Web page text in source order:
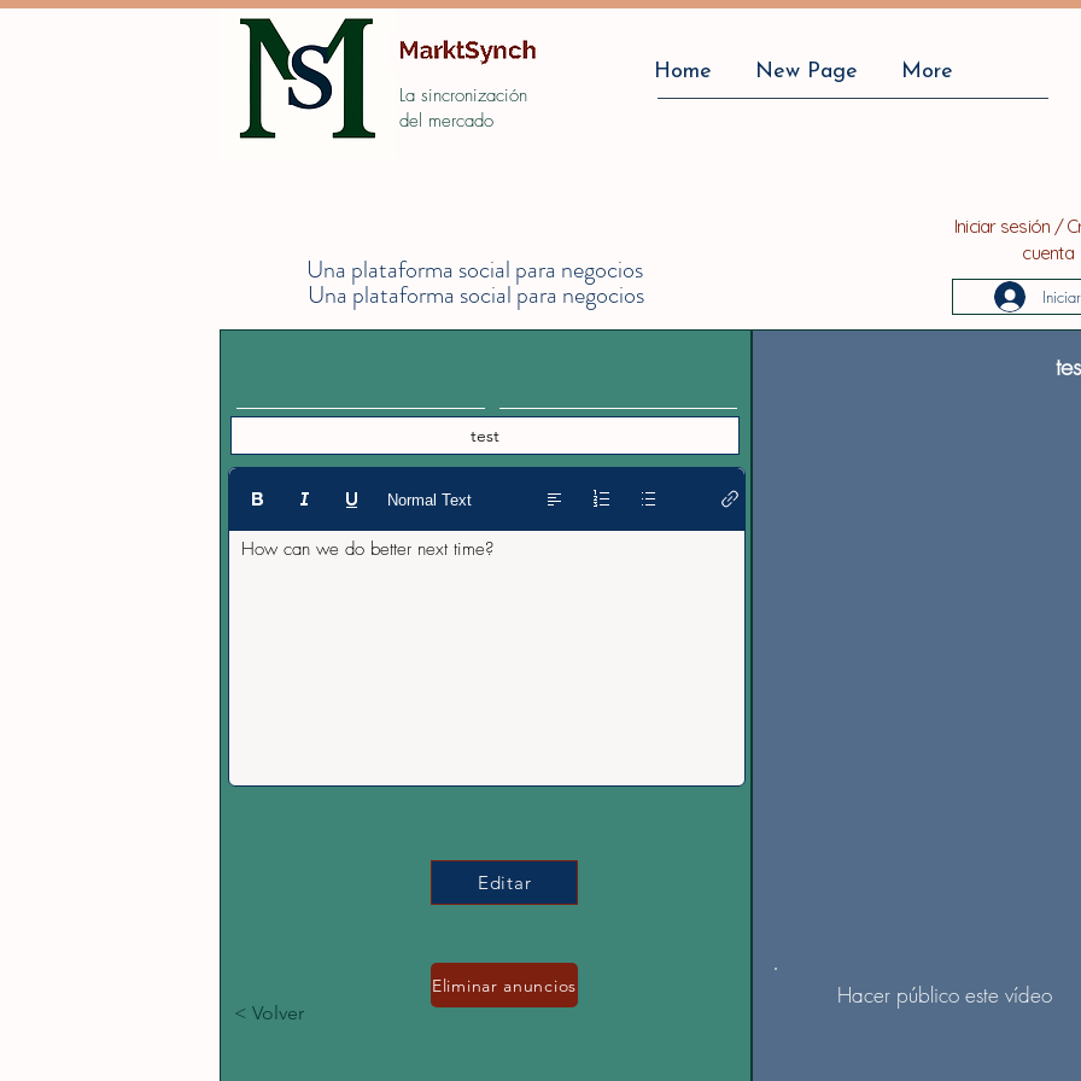
La sincronización
del mercado
Home New Page More
Iniciar sesión /
cuenta
Una plataforma social para negocios
Una plataforma social para negocios
How can we do better next time?
Normal Text
< Volver
Editar
Eliminar anuncios Hacer público este vídeo